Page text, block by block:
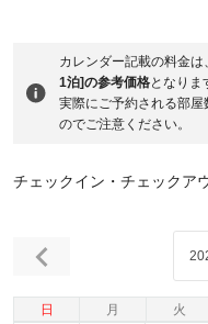
カレンダー記載の料金
1泊]の参考価格となりま
実際にご予約される部
のでご注意ください。
チェックイン・チェックア
日 月 火